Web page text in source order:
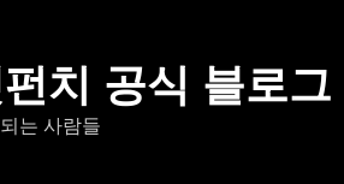
치 공식 블로그
는 사람들